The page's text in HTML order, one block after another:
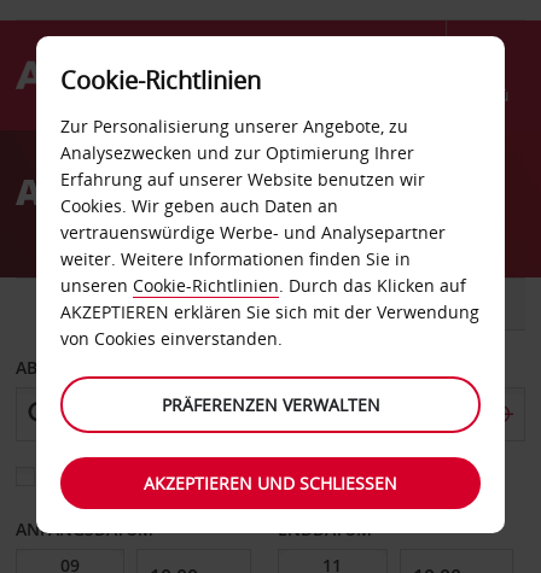
Menü
AvisAutovermietung Methuen
FAHRZEUG TRANSPORTER
ABHOLEN VON
Eine andere Rückgabestation auswählen
ANFANGSDATUM ENDDATUM
Cookie-Richtlinien
Zur Personalisierung unserer Angebote, zu
Analysezwecken und zur Optimierung Ihrer
Erfahrung auf unserer Website benutzen wir
Cookies. Wir geben auch Daten an
vertrauenswürdige Werbe- und Analysepartner
weiter. Weitere Informationen finden Sie in
unseren Cookie-Richtlinien. Durch das Klicken auf
AKZEPTIEREN erklären Sie sich mit der Verwendung
von Cookies einverstanden.
PRÄFERENZEN VERWALTEN
AKZEPTIEREN UND SCHLIESSEN